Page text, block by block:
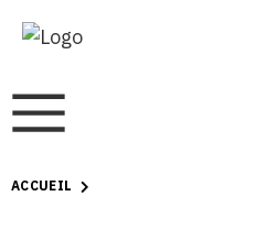
ACCUEIL